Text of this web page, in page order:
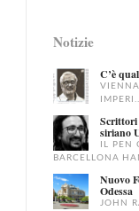
Notizie
C’è
VIENNA
Scrittori
siriano
IL PEN
BARCELLONA
Nuovo
Odessa
JOHN